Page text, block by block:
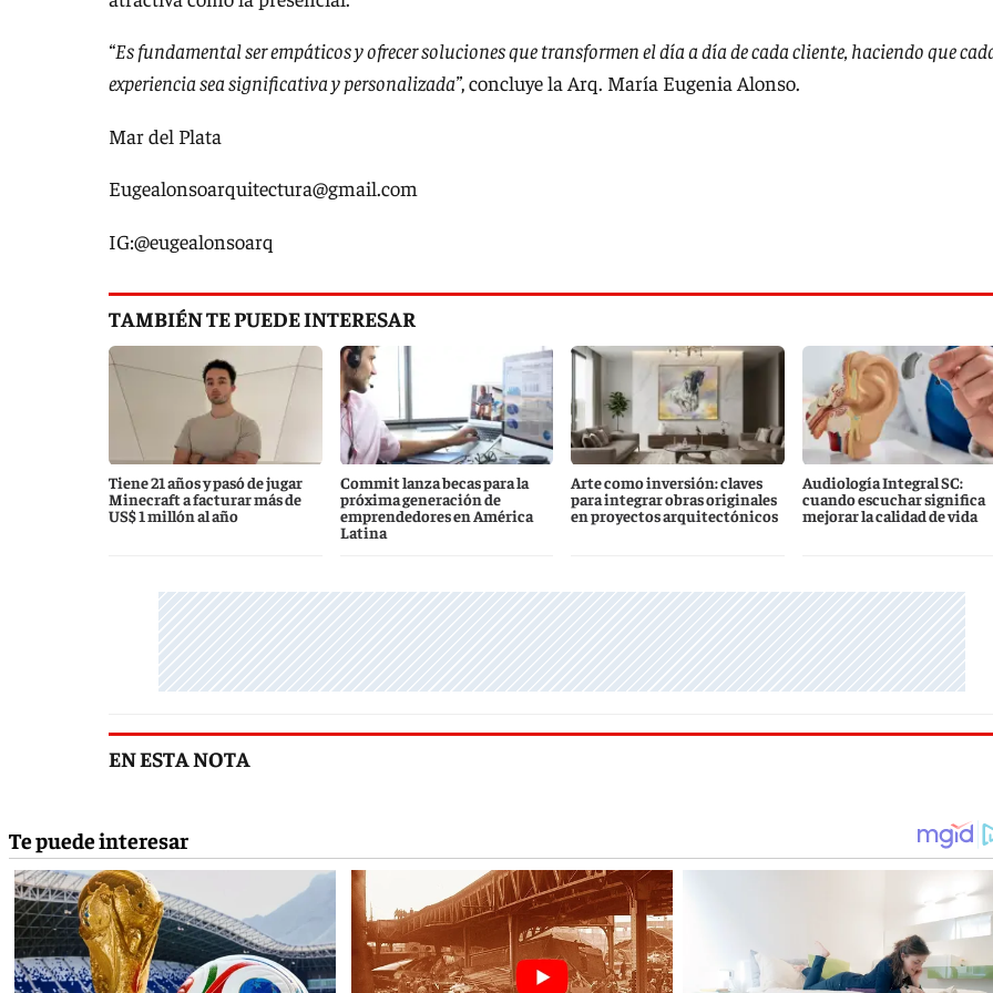
“Es fundamental ser empáticos y ofrecer soluciones que transformen el día a día de cada cliente, haciendo que
experiencia sea significativa y personalizada”, concluye la Arq. María Eugenia Alonso.
Mar del Plata
Eugealonsoarquitectura@gmail.com
IG:@eugealonsoarq
TAMBIÉN TE PUEDE INTERESAR
Tiene 21 años y pasó de jugar
Minecraft a facturar más de
US$ 1 millón al año
Commit lanza becas para la
próxima generación de
emprendedores en América
Latina
Arte como inversión: claves
para integrar obras originales
en proyectos arquitectónicos
Audiología Integral SC:
cuando escuchar significa
mejorar la calidad de vida
EN ESTA NOTA